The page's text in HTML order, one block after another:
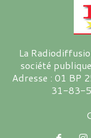
La
société
Adresse : 01 BP
31-83-